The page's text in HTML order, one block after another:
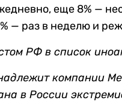
еще 8% —
— раз в неделю и
РФ в список
компании
в России